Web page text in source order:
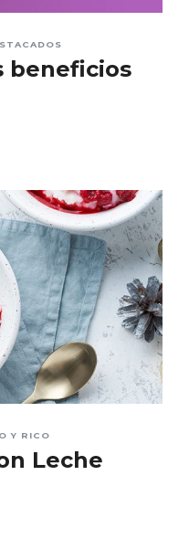
beneficios
Y RICO
Leche